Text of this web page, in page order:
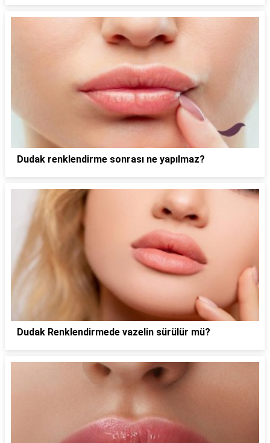
Dudak renklendirme sonrası ne yapılmaz?
Dudak Renklendirmede vazelin sürülür mü?